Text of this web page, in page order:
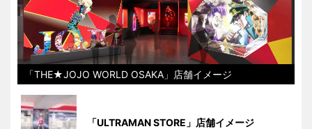
「THE★JOJO WORLD OSAKA」店舗イメージ
「ULTRAMAN STORE」店舗イメージ